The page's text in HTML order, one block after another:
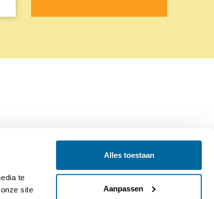
te
site
Alles toestaan
Aanpassen
Colofon